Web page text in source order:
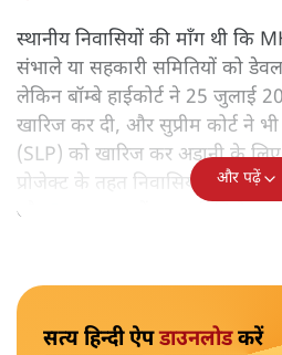
स्थानीय निवासियों की माँग थी कि
संभाले या सहकारी समितियों को
लेकिन बॉम्बे हाईकोर्ट ने 25 जुलाई
खारिज कर दी, और सुप्रीम कोर्ट ने
(SLP) को खारिज कर अडानी के लिए
प्रोजेक्ट के तहत निवासियों को
और 5 एकड़ का सेंट्रल पार्क मिलेगा।
और पढ़ें
सत्य हिन्दी ऐपडाउनलोडकरें